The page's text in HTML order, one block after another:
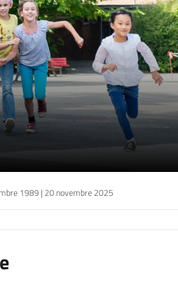
1989 | 20 novembre 2025